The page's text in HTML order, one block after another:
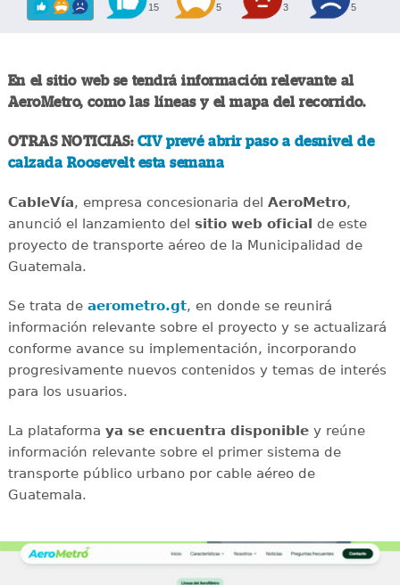
15 5 3 5
En el sitio web se tendrá información relevante al
AeroMetro, como las líneas y el mapa del recorrido.
OTRAS NOTICIAS: CIV prevé abrir paso a desnivel de
calzada Roosevelt esta semana
CableVía, empresa concesionaria del AeroMetro,
anunció el lanzamiento del sitio web oficial de este
proyecto de transporte aéreo de la Municipalidad de
Guatemala.
Se trata de aerometro.gt, en donde se reunirá
información relevante sobre el proyecto y se actualizará
conforme avance su implementación, incorporando
progresivamente nuevos contenidos y temas de interés
para los usuarios.
La plataforma ya se encuentra disponibley reúne
información relevante sobre el primer sistema de
transporte público urbano por cable aéreo de
Guatemala.